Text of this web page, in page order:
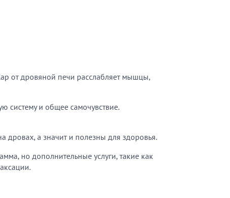
от дровяной печи расслабляет мышцы,
систему и общее самочувствие.
дровах, а значит и полезны для здоровья.
но дополнительные услуги, такие как